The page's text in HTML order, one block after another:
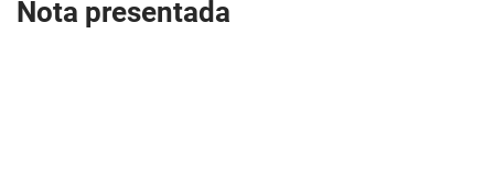
Nota presentada